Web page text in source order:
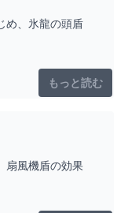
め、氷龍の頭盾
もっと読む
扇風機盾の効果